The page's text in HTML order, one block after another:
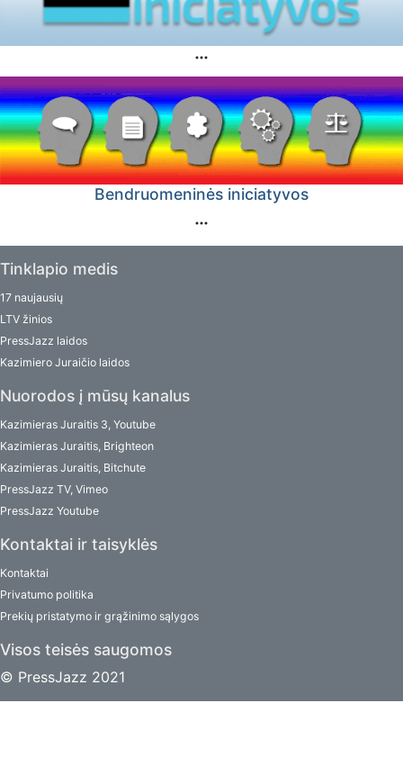
Bendruomeninės iniciatyvos
Tinklapio medis
17 naujausių
LTV žinios
PressJazz laidos
Kazimiero Juraičio laidos
Nuorodos į mūsų kanalus
Kazimieras Juraitis 3, Youtube
Kazimieras Juraitis, Brighteon
Kazimieras Juraitis, Bitchute
PressJazz TV, Vimeo
PressJazz Youtube
Kontaktai ir taisyklės
Kontaktai
Privatumo politika
Prekių pristatymo ir grąžinimo sąlygos
Visos teisės saugomos
© PressJazz 2021